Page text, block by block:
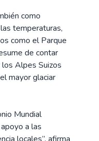
como
temperaturas,
como el Parque
de contar
Alpes Suizos
mayor glaciar
Mundial
a las